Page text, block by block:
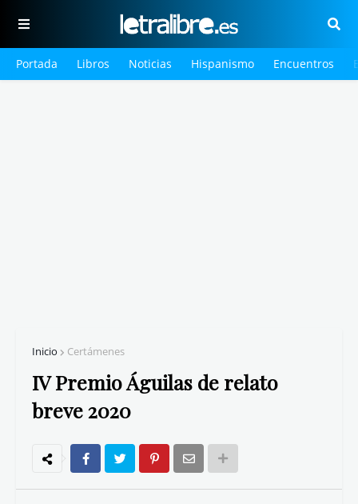
Portada Libros Noticias Hispanismo Encuentros
Inicio Certámenes
IV Premio Águilas de relato
breve 2020